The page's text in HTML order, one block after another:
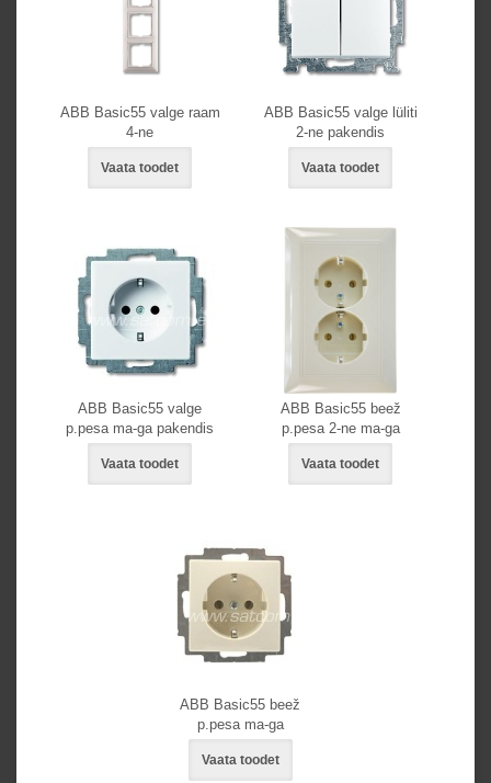
ABB Basic55 valge raam
4-ne
Vaata toodet
ABB Basic55 valge lüliti
2-ne pakendis
Vaata toodet
ABB Basic55 valge
p.pesa ma-ga pakendis
Vaata toodet
ABB Basic55 beež
p.pesa 2-ne ma-ga
Vaata toodet
ABB Basic55 beež
p.pesa ma-ga
Vaata toodet